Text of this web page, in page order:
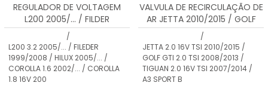
REGULADOR DE VOLTAGEM
L200 2005/... / FILDER
1999/2008 / HILUX 2005/... /
COROLLA 2002/... / AVENIS
2002/2006 / CAMRY
2002/2006
/
L200 3.2 2005/... / FILEDER
1999/2008 / HILUX 2005/... /
COROLLA 1.6 2002/... / COROLLA
1.8 16V 200
VALVULA DE RECIRCULAÇÃO DE
AR JETTA 2010/2015 / GOLF
2008/2013 / TIGUAN
2007/2014 / A3 2006/2013 /
PASSAT 2008/2014 / A4
2007/2013 / Q5 2007/2014 /
A5 2007/2013 / A6 2012/2014 /
/
JETTA 2.0 16V TSI 2010/2015 /
GOLF GTI 2.0 TSI 2008/2013 /
TIGUAN 2.0 16V TSI 2007/2014 /
A3 SPORT B